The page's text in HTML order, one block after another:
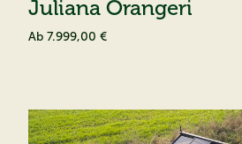
Juliana Orangeri
Ab 7.999,00 €